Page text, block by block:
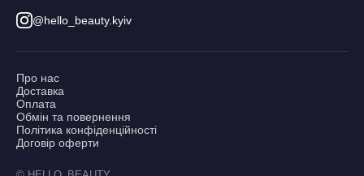
@hello_beauty.kyiv
Про нас
Доставка
Оплата
Обмін та повернення
Політика конфіденційності
Договір оферти